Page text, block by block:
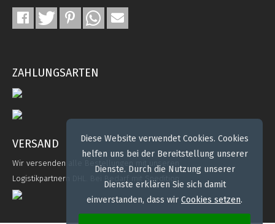
Diese Website verwendet Cookies. Cookies
helfen uns bei der Bereitstellung unserer
Dienste. Durch die Nutzung unserer
Dienste erklären Sie sich damit
einverstanden, dass wir Cookies setzen.
ZAHLUNGSARTEN
VERSAND
Wir versenden alle Bestellungen mit unseren
Logistikpartnern DHL. Bei Bedarf mit Spedition.